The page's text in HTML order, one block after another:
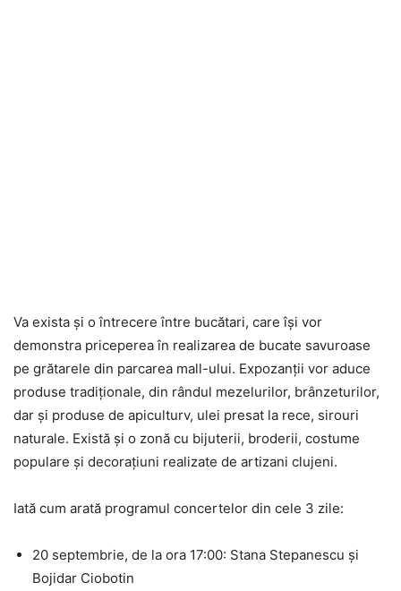
Va exista şi o întrecere între bucătari, care îşi vor
demonstra priceperea în realizarea de bucate savuroase
pe grătarele din parcarea mall-ului. Expozanţii vor aduce
produse tradiţionale, din rândul mezelurilor, brânzeturilor,
dar şi produse de apiculturv, ulei presat la rece, sirouri
naturale. Există şi o zonă cu bijuterii, broderii, costume
populare şi decoraţiuni realizate de artizani clujeni.
Iată cum arată programul concertelor din cele 3 zile:
20 septembrie, de la ora 17:00: Stana Stepanescu şi
Bojidar Ciobotin